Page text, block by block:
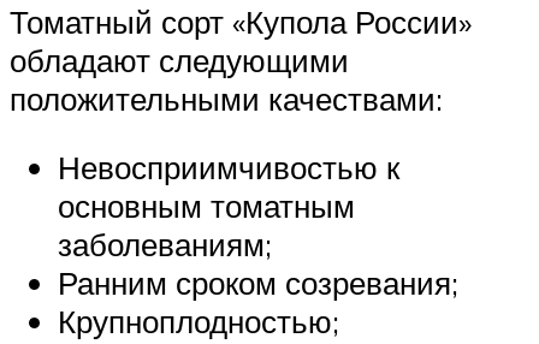
Томатный сорт «Купола России»
обладают следующими
положительными качествами:
Невосприимчивостью к
основным томатным
заболеваниям;
Ранним сроком созревания;
Крупноплодностью;